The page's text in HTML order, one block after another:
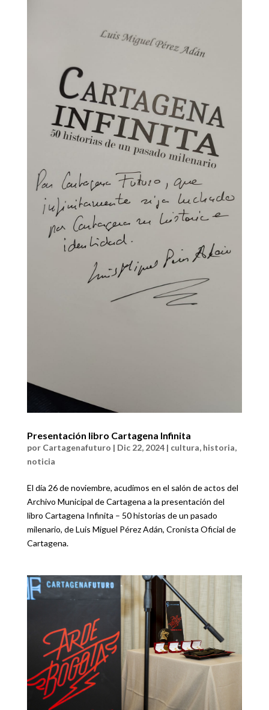
Presentación libro Cartagena Infinita
por Cartagenafuturo | Dic 22, 2024| cultura, historia,
noticia
El día 26 de noviembre, acudimos en el salón de actos del
Archivo Municipal de Cartagena a la presentación del
libro Cartagena Infinita – 50 historias de un pasado
milenario, de Luis Miguel Pérez Adán, Cronista Oficial de
Cartagena.